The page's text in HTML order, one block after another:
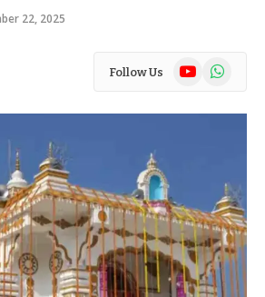
22, 2025
Follow Us YouTubeWhatsApp